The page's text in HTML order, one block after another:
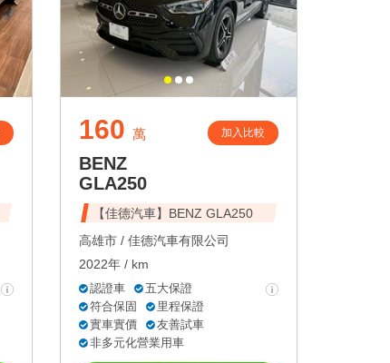
160 萬 加入比較
BENZ
GLA250
【佳德汽車】BENZ GLA250
高雄市 / 佳德汽車有限公司
2022年 / km
認證車
五大保證
符合保固
里程保證
實車實價
友善試車
非多元化營業用車